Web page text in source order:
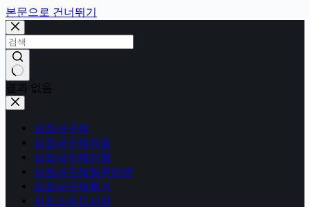
본문으로 건너뛰기
결과 없음
상조내구제
상조내구제자료
상조내구제진행
상조내구제질문답변
상조내구제후기
상조스피드상담